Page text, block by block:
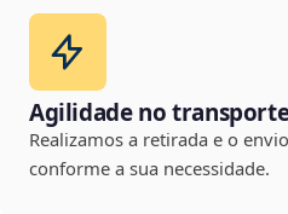
Agilidade no
Realizamos a retirada e o
conforme a sua necessidade.